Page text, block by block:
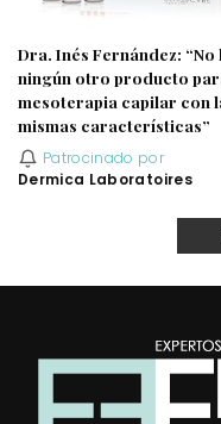
Dra. Inés Fernández: “No
ningún otro producto
mesoterapia capilar con
mismas características”
Patrocinado por
Dermica Laboratoires